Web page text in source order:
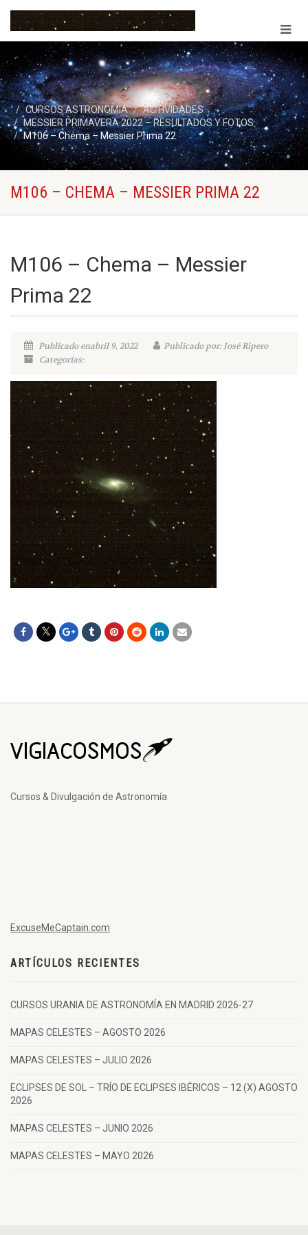
CURSOS ASTRONOMIA
ACTIVIDADES
MESSIER PRIMAVERA 2022 – RESULTADOS Y FOTOS
M106 – Chema – Messier Prima 22
M106 – CHEMA – MESSIER PRIMA 22
M106 – Chema – Messier
Prima 22
Publicado enabril 9, 2022
Publicado por: José Ripero
Categorías:
Cursos & Divulgación de Astronomía
ExcuseMeCaptain.com
ARTÍCULOS RECIENTES
CURSOS URANIA DE ASTRONOMÍA EN MADRID 2026-27
MAPAS CELESTES – AGOSTO 2026
MAPAS CELESTES – JULIO 2026
ECLIPSES DE SOL – TRÍO DE ECLIPSES IBÉRICOS – 12 (X) AGOSTO
2026
MAPAS CELESTES – JUNIO 2026
MAPAS CELESTES – MAYO 2026